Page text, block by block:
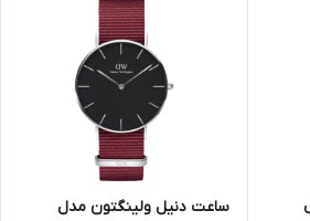
ساعت دنیل ولینگتون مدل